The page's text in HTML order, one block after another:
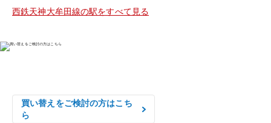
西鉄天神大牟田線の駅をすべて見る
買い替えをご検討の方はこち
ら